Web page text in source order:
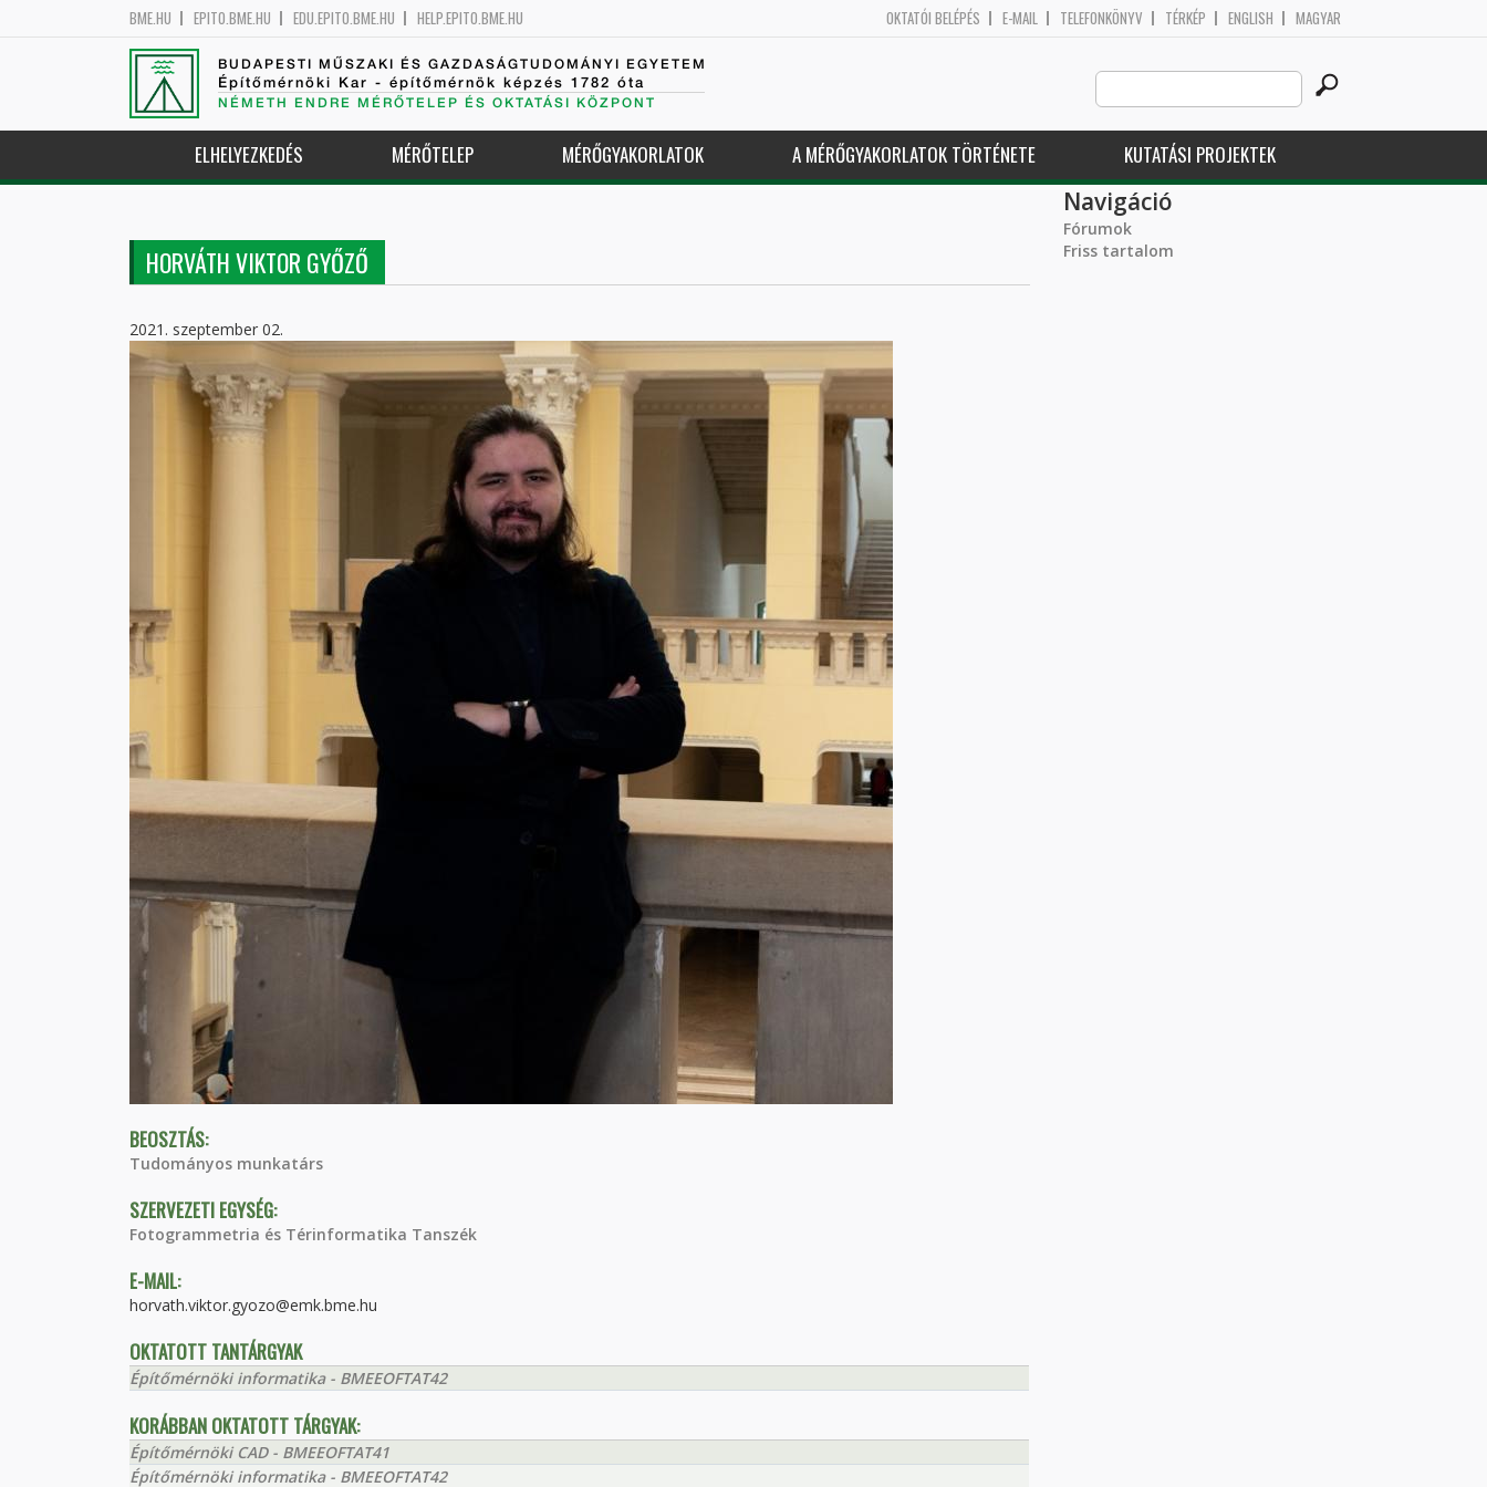
BME.HU EPITO.BME.HU EDU.EPITO.BME.HU HELP.EPITO.BME.HU OKTATÓI BELÉPÉS E-MAIL TELEFONKÖNYV TÉRKÉP ENGLISH MAGYAR
BUDAPESTI MŰSZAKI ÉS GAZDASÁGTUDOMÁNYI EGYETEM
Építőmérnöki Kar - építőmérnök képzés 1782 óta
NÉMETH ENDRE MÉRŐTELEP ÉS OKTATÁSI KÖZPONT
Search
this
site
ELHELYEZKEDÉS MÉRŐTELEP MÉRŐGYAKORLATOK A MÉRŐGYAKORLATOK TÖRTÉNETE KUTATÁSI PROJEKTEK
HORVÁTH VIKTOR GYŐZŐ
2021. szeptember 02.
BEOSZTÁS:
Tudományos munkatárs
SZERVEZETI EGYSÉG:
Fotogrammetria és Térinformatika Tanszék
E-MAIL:
horvath.viktor.gyozo@emk.bme.hu
OKTATOTT TANTÁRGYAK
Építőmérnöki informatika - BMEEOFTAT42
KORÁBBAN OKTATOTT TÁRGYAK:
Építőmérnöki CAD - BMEEOFTAT41
Építőmérnöki informatika - BMEEOFTAT42
Navigáció
Fórumok
Friss tartalom